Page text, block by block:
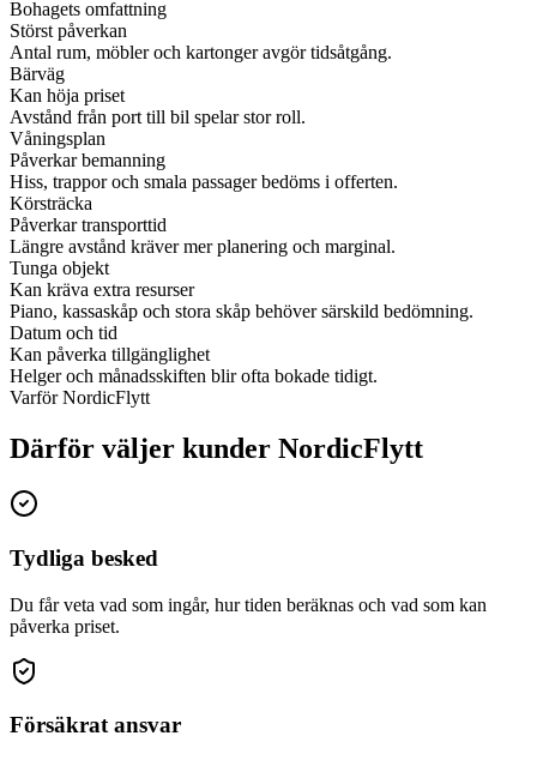
Bohagets omfattning
Störst påverkan
Antal rum, möbler och kartonger avgör tidsåtgång.
Bärväg
Kan höja priset
Avstånd från port till bil spelar stor roll.
Våningsplan
Påverkar bemanning
Hiss, trappor och smala passager bedöms i offerten.
Körsträcka
Påverkar transporttid
Längre avstånd kräver mer planering och marginal.
Tunga objekt
Kan kräva extra resurser
Piano, kassaskåp och stora skåp behöver särskild bedömning.
Datum och tid
Kan påverka tillgänglighet
Helger och månadsskiften blir ofta bokade tidigt.
Varför NordicFlytt
Därför väljer kunder NordicFlytt
Tydliga besked
Du får veta vad som ingår, hur tiden beräknas och vad som kan
påverka priset.
Försäkrat ansvar